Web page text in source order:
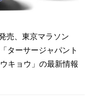
売、東京マラソン
ターサージャパント
キョウ」の最新情報